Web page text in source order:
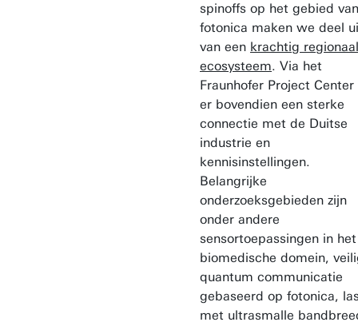
spinoffs op het gebied van
fotonica maken we deel
van een krachtig regionaal
ecosysteem. Via het
Fraunhofer Project Center
er bovendien een sterke
connectie met de Duitse
industrie en
kennisinstellingen.
Belangrijke
onderzoeksgebieden zijn
onder andere
sensortoepassingen in het
biomedische domein,
quantum communicatie
gebaseerd op fotonica,
met ultrasmalle